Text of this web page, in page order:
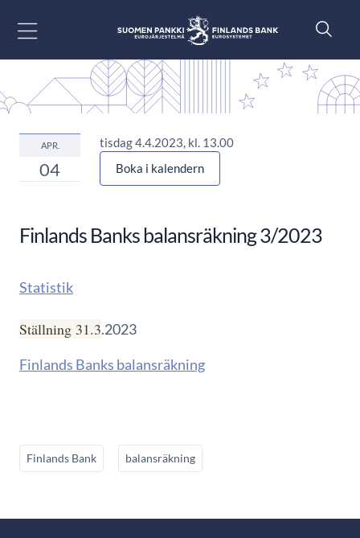
APR.
04
tisdag 4.4.2023, kl. 13.00
Boka i kalendern
Finlands Banks balansräkning 3/2023
Statistik
Ställning 31.3.2023
Finlands Banks balansräkning
Finlands Bank balansräkning